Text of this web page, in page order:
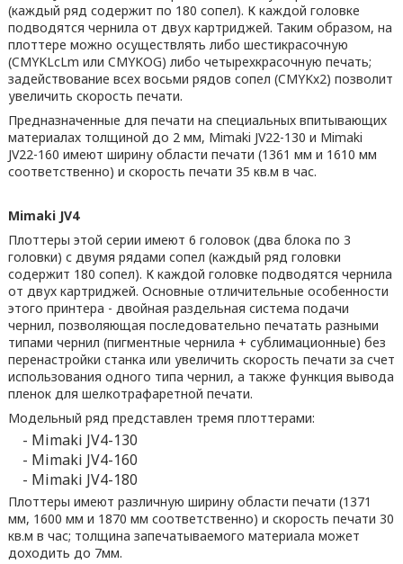
(каждый ряд содержит по 180 сопел). К каждой головке
подводятся чернила от двух картриджей. Таким образом, на
плоттере можно осуществлять либо шестикрасочную
(CMYKLcLm или CMYKOG) либо четырехкрасочную печать;
задействование всех восьми рядов сопел (CMYKх2) позволит
увеличить скорость печати.
Предназначенные для печати на специальных впитывающих
материалах толщиной до 2 мм, Mimaki JV22-130 и Mimaki
JV22-160 имеют ширину области печати (1361 мм и 1610 мм
соответственно) и скорость печати 35 кв.м в час.
Mimaki JV4
Плоттеры этой серии имеют 6 головок (два блока по 3
головки) с двумя рядами сопел (каждый ряд головки
содержит 180 сопел). К каждой головке подводятся чернила
от двух картриджей. Основные отличительные особенности
этого принтера - двойная раздельная система подачи
чернил, позволяющая последовательно печатать разными
типами чернил (пигментные чернила + сублимационные) без
перенастройки станка или увеличить скорость печати за счет
использования одного типа чернил, а также функция вывода
пленок для шелкотрафаретной печати.
Модельный ряд представлен тремя плоттерами:
- Mimaki JV4-130
- Mimaki JV4-160
- Mimaki JV4-180
Плоттеры имеют различную ширину области печати (1371
мм, 1600 мм и 1870 мм соответственно) и скорость печати 30
кв.м в час; толщина запечатываемого материала может
доходить до 7мм.